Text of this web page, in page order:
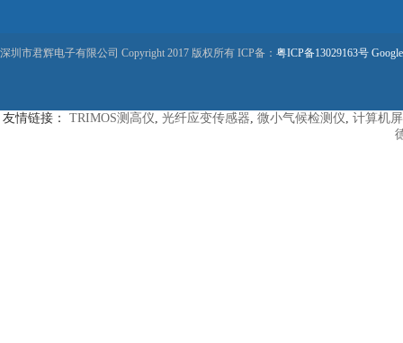
深圳市君辉电子有限公司 Copyright 2017 版权所有 ICP备： 粤ICP备13029163号
友情链接： TRIMOS测高仪, 光纤应变传感器, 微小气候检测仪, 计算机